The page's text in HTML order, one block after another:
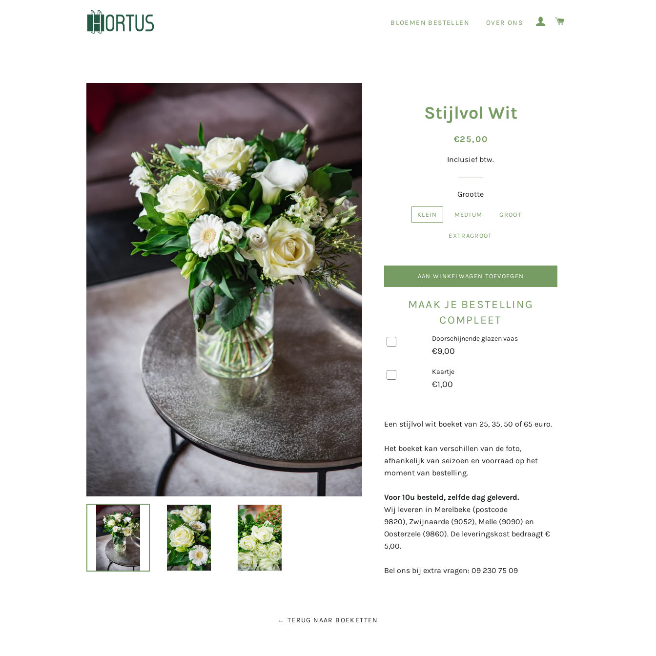
BLOEMEN BESTELLEN OVER ONS AANMELDEN
Stijlvol Wit
Normale
Aanbiedingsprijs
€25,00
Inclusief btw.
Grootte
KLEIN MEDIUM GROOT
EXTRAGROOT
AAN WINKELWAGEN TOEVOEGEN
MAAK JE BESTELLING
COMPLEET
Doorschijnende glazen vaas
€9,00
Kaartje
€1,00
Een stijlvol wit boeket van 25, 35, 50 of 65 euro.
Het boeket kan verschillen van de foto,
afhankelijk van seizoen en voorraad op het
moment van bestelling.
Voor 10u besteld, zelfde dag geleverd.
Wij leveren in Merelbeke (postcode
9820), Zwijnaarde (9052), Melle (9090) en
Oosterzele (9860). De leveringskost bedraagt €
5,00.
Bel ons bij extra vragen: 09 230 75 09
← TERUG NAAR BOEKETTEN